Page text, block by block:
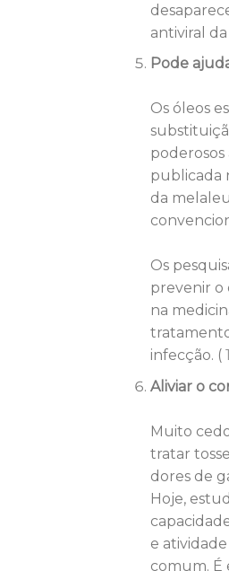
antiviral
Pode
Os óleos
poderosos
publicada
da
Os
prevenir o
na
infecção. (
Aliviar o
Muito
tratar
dores de
Hoje,
e
comum. É